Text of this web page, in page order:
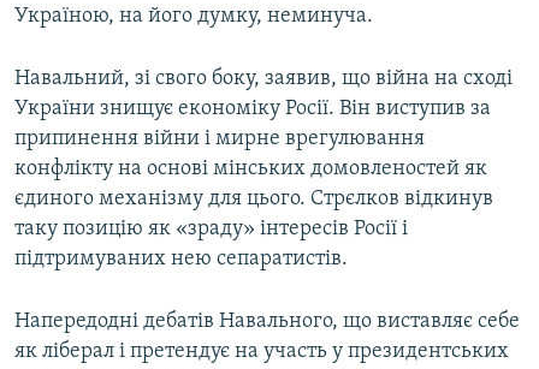
Україною, на його думку, неминуча.
Навальний, зі свого боку, заявив, що війна на сході
України знищує економіку Росії. Він виступив за
припинення війни і мирне врегулювання
конфлікту на основі мінських домовленостей як
єдиного механізму для цього. Стрєлков відкинув
таку позицію як «зраду» інтересів Росії і
підтримуваних нею сепаратистів.
Напередодні дебатів Навального, що виставляє себе
як ліберал і претендує на участь у президентських